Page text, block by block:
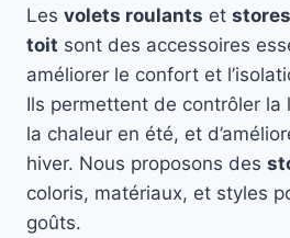
Les volets roulants et
toit sont des accessoires
améliorer le confort et
Ils permettent de contrôler la
la chaleur en été, et
hiver. Nous proposons des
coloris, matériaux, et styles
goûts.